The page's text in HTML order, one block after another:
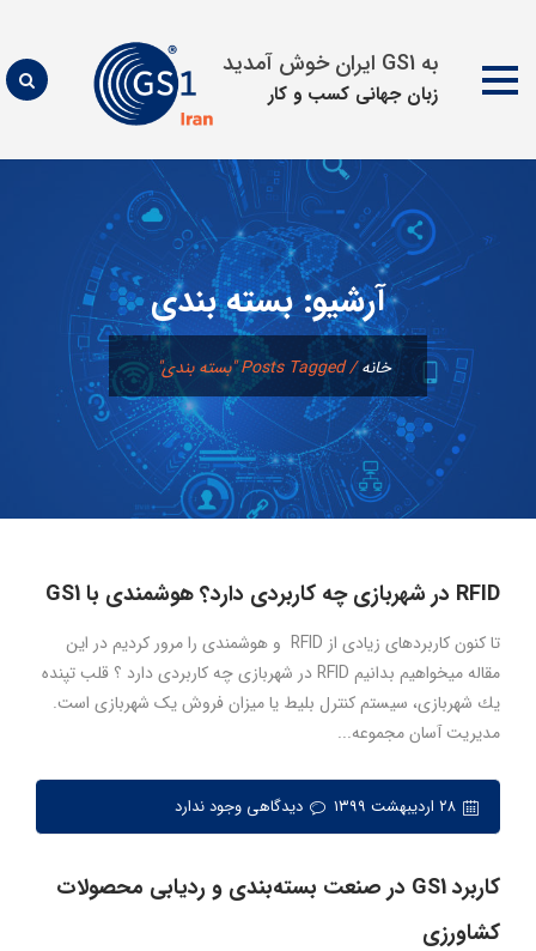
به GS1 ایران خوش آمدید
زبان جهانی كسب و كار
محتوا
آرشیو:بسته بندی
خانه/Posts Tagged "بسته بندی"
RFID در شهربازی چه کاربردی دارد؟ هوشمندی با GS1
تا کنون کاربردهای زیادی از RFID و هوشمندی را مرور کردیم در این
مقاله میخواهیم بدانیم RFID در شهربازی چه کاربردی دارد ؟ قلب تپنده
یك شهربازی، سیستم كنترل بلیط یا میزان فروش یک شهربازی است.
مدیریت آسان مجموعه...
۲۸ اردیبهشت ۱۳۹۹ دیدگاهی وجود ندارد
کاربرد GS1 در صنعت بسته‌بندی و ردیابی محصولات
کشاورزی